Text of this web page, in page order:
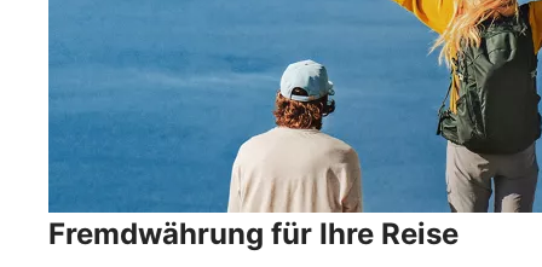
Fremdwährung für Ihre Reise